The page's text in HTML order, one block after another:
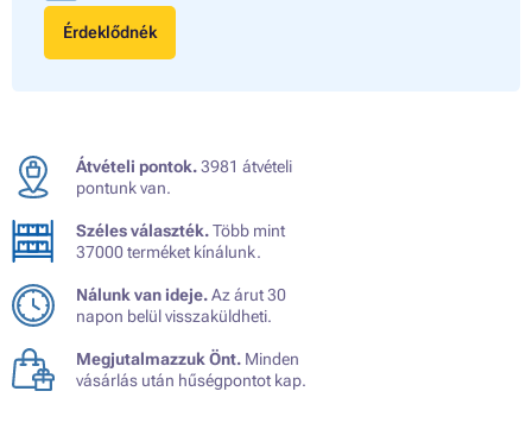
Érdeklődnék
Átvételi pontok.3981 átvételi
pontunk van.
Széles választék.Több mint
37000 terméket kínálunk.
Nálunk van ideje.Az árut 30
napon belül visszaküldheti.
Megjutalmazzuk Önt. Minden
vásárlás után hűségpontot kap.